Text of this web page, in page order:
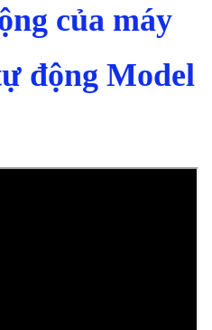
của máy
động Model